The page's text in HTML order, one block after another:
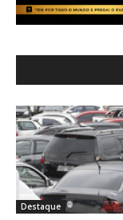
Destaque